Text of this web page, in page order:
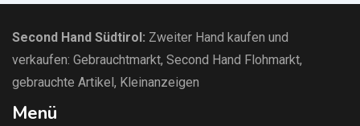
Second Hand Südtirol: Zweiter Hand kaufen und
verkaufen: Gebrauchtmarkt, Second Hand Flohmarkt,
gebrauchte Artikel, Kleinanzeigen
Menü